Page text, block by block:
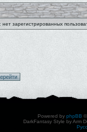
зарегистрированных
Powered by phpBB
DarkFantasy Style by Arm